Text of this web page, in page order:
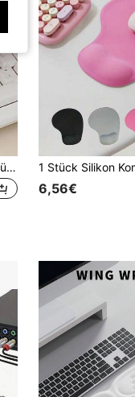
1 Stück Tastatur Reinigungsbürste
6,56€